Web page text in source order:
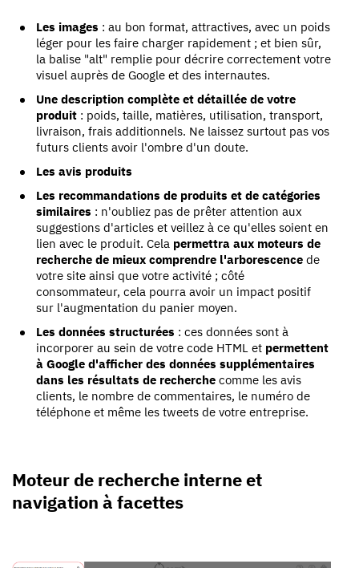
Les images : au bon format, attractives, avec un poids
léger pour les faire charger rapidement ; et bien sûr,
la balise "alt" remplie pour décrire correctement votre
visuel auprès de Google et des internautes.
Une description complète et détaillée de votre
produit : poids, taille, matières, utilisation, transport,
livraison, frais additionnels. Ne laissez surtout pas vos
futurs clients avoir l'ombre d'un doute.
Les avis produits
Les recommandations de produits et de catégories
similaires : n'oubliez pas de prêter attention aux
suggestions d'articles et veillez à ce qu'elles soient en
lien avec le produit. Cela permettra aux moteurs de
recherche de mieux comprendre l'arborescence de
votre site ainsi que votre activité ; côté
consommateur, cela pourra avoir un impact positif
sur l'augmentation du panier moyen.
Les données structurées : ces données sont à
incorporer au sein de votre code HTML et permettent
à Google d'afficher des données supplémentaires
dans les résultats de recherche comme les avis
clients, le nombre de commentaires, le numéro de
téléphone et même les tweets de votre entreprise.
Moteur de recherche interne et
navigation à facettes